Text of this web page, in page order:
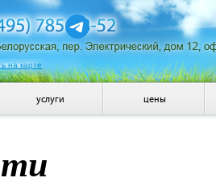
на карте
услуги цены